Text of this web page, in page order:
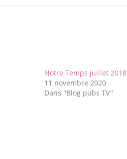
Notre Temps juillet 2018
11 novembre 2020
Dans "Blog pubs TV"